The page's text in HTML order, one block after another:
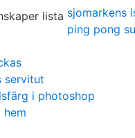
sjomarkens
ping pong
servitut
i photoshop
hem